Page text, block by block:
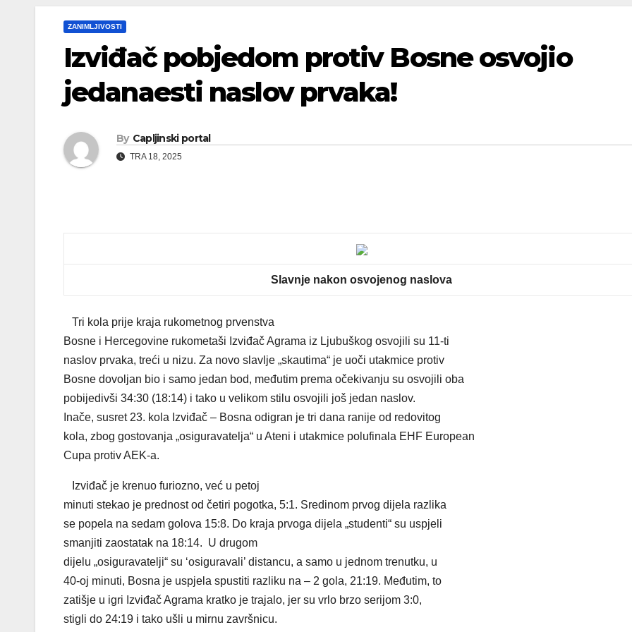
ZANIMLJIVOSTI
Izviđač pobjedom protiv Bosne osvojio
jedanaesti naslov prvaka!
By Capljinski portal
TRA 18, 2025
Slavnje nakon osvojenog naslova
Tri kola prije kraja rukometnog prvenstva
Bosne i Hercegovine rukometaši Izviđač Agrama iz Ljubuškog osvojili su 11-ti
naslov prvaka, treći u nizu. Za novo slavlje „skautima“ je uoči utakmice protiv
Bosne dovoljan bio i samo jedan bod, međutim prema očekivanju su osvojili oba
pobijedivši 34:30 (18:14) i tako u velikom stilu osvojili još jedan naslov.
Inače, susret 23. kola Izviđač – Bosna odigran je tri dana ranije od redovitog
kola, zbog gostovanja „osiguravatelja“ u Ateni i utakmice polufinala EHF European
Cupa protiv AEK-a.
Izviđač je krenuo furiozno, već u petoj
minuti stekao je prednost od četiri pogotka, 5:1. Sredinom prvog dijela razlika
se popela na sedam golova 15:8. Do kraja prvoga dijela „studenti“ su uspjeli
smanjiti zaostatak na 18:14. U drugom
dijelu „osiguravatelji“ su ‘osiguravali’ distancu, a samo u jednom trenutku, u
40-oj minuti, Bosna je uspjela spustiti razliku na – 2 gola, 21:19. Međutim, to
zatišje u igri Izviđač Agrama kratko je trajalo, jer su vrlo brzo serijom 3:0,
stigli do 24:19 i tako ušli u mirnu završnicu.